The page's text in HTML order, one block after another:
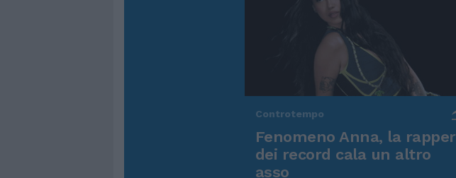
Controtempo
Fenomeno Anna, la rapper
dei record cala un altro
asso